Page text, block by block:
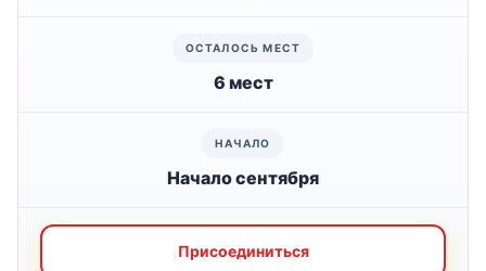
6 мест
Начало сентября
Присоединиться